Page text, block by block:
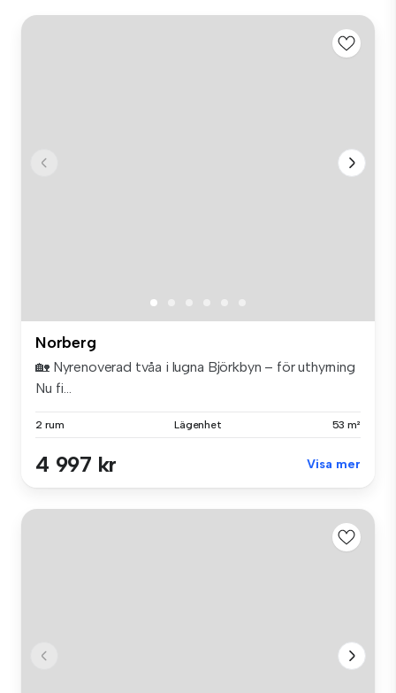
Norberg
🏡 Nyrenoverad tvåa i lugna Björkbyn – för uthyrning
Nu fi...
2 rum Lägenhet 53 m²
4 997 kr Visa mer